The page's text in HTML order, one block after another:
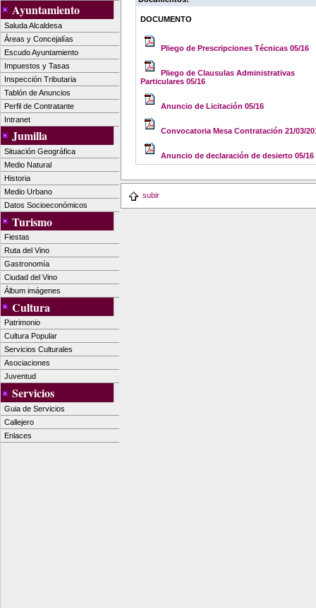
Ayuntamiento
Saluda Alcaldesa
Áreas y Concejalías
Escudo Ayuntamiento
Impuestos y Tasas
Inspección Tributaria
Tablón de Anuncios
Perfil de Contratante
Intranet
Jumilla
Situación Geográfica
Medio Natural
Historia
Medio Urbano
Datos Socioeconómicos
Turismo
Fiestas
Ruta del Vino
Gastronomía
Ciudad del Vino
Álbum imágenes
Cultura
Patrimonio
Cultura Popular
Servicios Culturales
Asociaciones
Juventud
Servicios
Guia de Servicios
Callejero
Enlaces
DOCUMENTO
Pliego de Prescripciones Técnicas 05/16
Pliego de Clausulas Administrativas
Particulares 05/16
Anuncio de Licitación 05/16
Convocatoria Mesa Contratación 21/03/
Anuncio de declaración de desierto 05/16
subir